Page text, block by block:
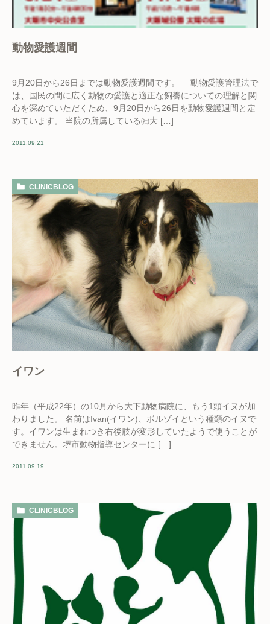
動物愛護週間
9月20日から26日までは動物愛護週間です。 動物愛護管理法で
は、国民の間に広く動物の愛護と適正な飼養についての理解と関
心を深めていただくため、9月20日から26日を動物愛護週間と定
めています。 当院の所属している㈳大 […]
2011.09.21
CLINICBLOG
イワン
昨年（平成22年）の10月から大下動物病院に、もう1頭イヌが加
わりました。 名前はIvan(イワン)、ボルゾイという種類のイヌで
す。イワンは生まれつき右後肢が変形していたようで使うことが
できません。堺市動物指導センターに […]
2011.09.19
CLINICBLOG